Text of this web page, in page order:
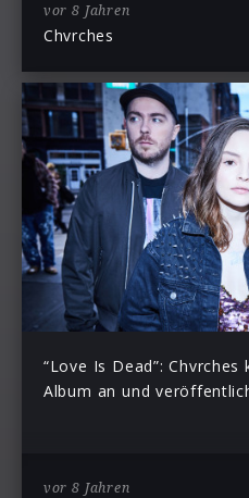
vor 8 Jahren
Chvrches
“Love Is Dead”:
Album an und
vor 8 Jahren